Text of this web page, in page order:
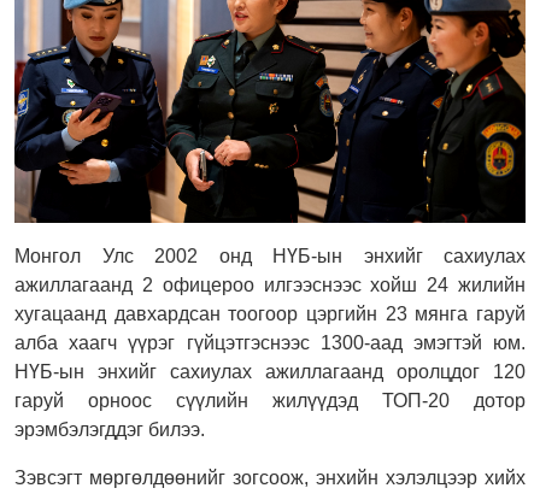
Монгол Улс 2002 онд НҮБ-ын энхийг сахиулах
ажиллагаанд 2 офицероо илгээснээс хойш 24 жилийн
хугацаанд давхардсан тоогоор цэргийн 23 мянга гаруй
алба хаагч үүрэг гүйцэтгэснээс 1300-аад эмэгтэй юм.
НҮБ-ын энхийг сахиулах ажиллагаанд оролцдог 120
гаруй орноос сүүлийн жилүүдэд ТОП-20 дотор
эрэмбэлэгддэг билээ.
Зэвсэгт мөргөлдөөнийг зогсоож, энхийн хэлэлцээр хийх